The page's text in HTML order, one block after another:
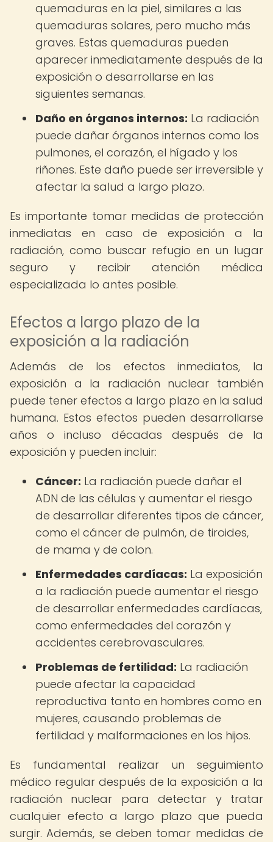
quemaduras en la piel, similares a las
quemaduras solares, pero mucho más
graves. Estas quemaduras pueden
aparecer inmediatamente después de la
exposición o desarrollarse en las
siguientes semanas.
Daño en órganos internos: La radiación
puede dañar órganos internos como los
pulmones, el corazón, el hígado y los
riñones. Este daño puede ser irreversible y
afectar la salud a largo plazo.
Es importante tomar medidas de protección
inmediatas en caso de exposición a la
radiación, como buscar refugio en un lugar
seguro y recibir atención médica
especializada lo antes posible.
Efectos a largo plazo de la
exposición a la radiación
Además de los efectos inmediatos, la
exposición a la radiación nuclear también
puede tener efectos a largo plazo en la salud
humana. Estos efectos pueden desarrollarse
años o incluso décadas después de la
exposición y pueden incluir:
Cáncer: La radiación puede dañar el
ADN de las células y aumentar el riesgo
de desarrollar diferentes tipos de cáncer,
como el cáncer de pulmón, de tiroides,
de mama y de colon.
Enfermedades cardíacas: La exposición
a la radiación puede aumentar el riesgo
de desarrollar enfermedades cardíacas,
como enfermedades del corazón y
accidentes cerebrovasculares.
Problemas de fertilidad: La radiación
puede afectar la capacidad
reproductiva tanto en hombres como en
mujeres, causando problemas de
fertilidad y malformaciones en los hijos.
Es fundamental realizar un seguimiento
médico regular después de la exposición a la
radiación nuclear para detectar y tratar
cualquier efecto a largo plazo que pueda
surgir. Además, se deben tomar medidas de